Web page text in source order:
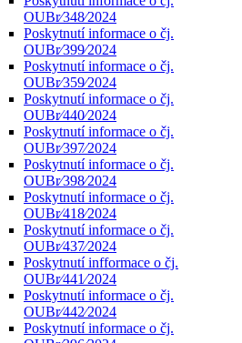
OUBr⁄348⁄2024
Poskytnutí informace o čj.
OUBr⁄399⁄2024
Poskytnutí informace o čj.
OUBr⁄359⁄2024
Poskytnutí informace o čj.
OUBr⁄440⁄2024
Poskytnutí informace o čj.
OUBr⁄397⁄2024
Poskytnutí informace o čj.
OUBr⁄398⁄2024
Poskytnutí informace o čj.
OUBr⁄418⁄2024
Poskytnutí informace o čj.
OUBr⁄437⁄2024
Poskytnutí infformace o čj.
OUBr⁄441⁄2024
Poskytnutí informace o čj.
OUBr⁄442⁄2024
Poskytnutí informace o čj.